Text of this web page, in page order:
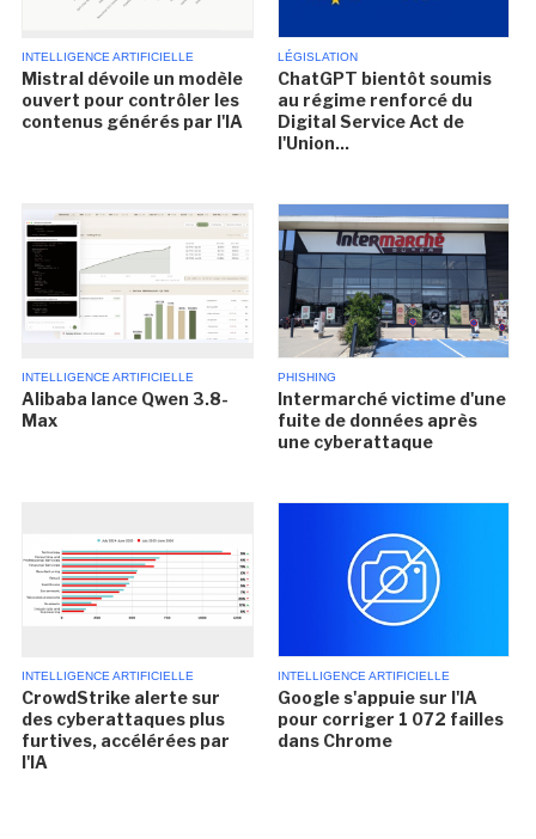
INTELLIGENCE ARTIFICIELLE
Mistral dévoile un modèle
ouvert pour contrôler les
contenus générés par l'IA
LÉGISLATION
ChatGPT bientôt soumis
au régime renforcé du
Digital Service Act de
l'Union...
INTELLIGENCE ARTIFICIELLE
Alibaba lance Qwen 3.8-
Max
PHISHING
Intermarché victime d'une
fuite de données après
une cyberattaque
INTELLIGENCE ARTIFICIELLE
CrowdStrike alerte sur
des cyberattaques plus
furtives, accélérées par
l'IA
INTELLIGENCE ARTIFICIELLE
Google s'appuie sur l'IA
pour corriger 1 072 failles
dans Chrome